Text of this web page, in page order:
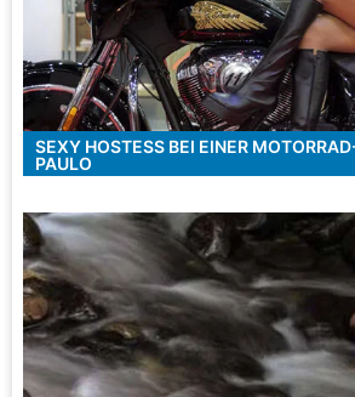
SEXY HOSTESS BEI EINER
PAULO